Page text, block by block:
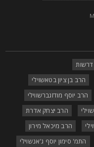
הרב בן ציון בטאשוילי
הרב יוסף מודזגברשווילי
הרב יצחק אדרת
הרב מיכאל מירון
התמ' סימון יוסף ג'אנשוילי